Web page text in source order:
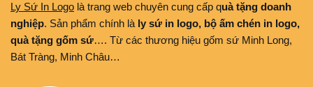
Ly Sứ In Logo là trang web chuyên cung cấp quà tặng doanh
nghiệp. Sản phẩm chính là ly sứ in logo, bộ ấm chén in logo,
quà tặng gốm sứ…. Từ các thương hiệu gốm sứ Minh Long,
Bát Tràng, Minh Châu…